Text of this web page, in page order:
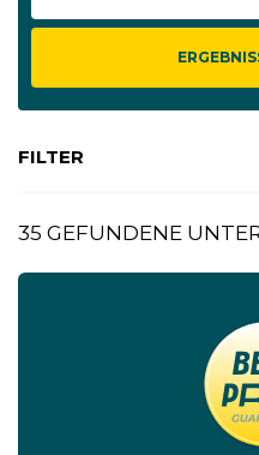
FILTER
35 GEFUNDENE